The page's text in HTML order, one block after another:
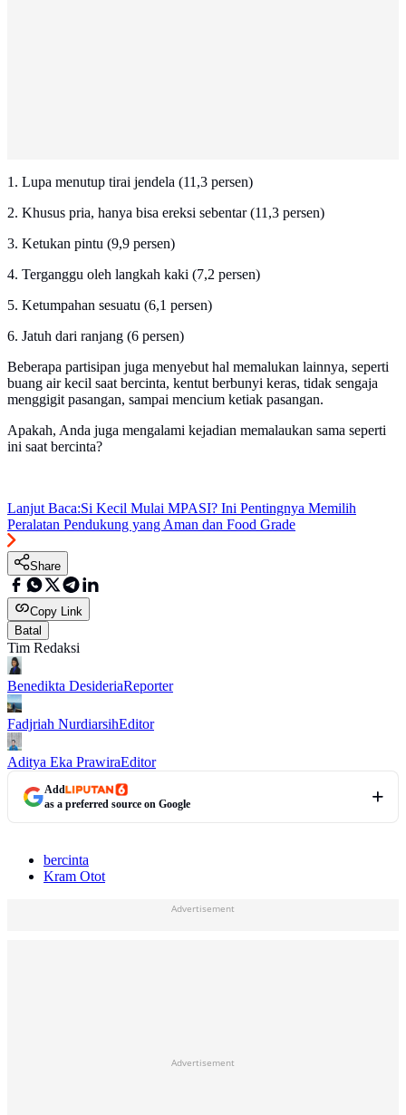
1. Lupa menutup tirai jendela (11,3 persen)
2. Khusus pria, hanya bisa ereksi sebentar (11,3 persen)
3. Ketukan pintu (9,9 persen)
4. Terganggu oleh langkah kaki (7,2 persen)
5. Ketumpahan sesuatu (6,1 persen)
6. Jatuh dari ranjang (6 persen)
Beberapa partisipan juga menyebut hal memalukan lainnya, seperti
buang air kecil saat bercinta, kentut berbunyi keras, tidak sengaja
menggigit pasangan, sampai mencium ketiak pasangan.
Apakah, Anda juga mengalami kejadian memalaukan sama seperti
ini saat bercinta?
Lanjut Baca:Si Kecil Mulai MPASI? Ini Pentingnya Memilih
Peralatan Pendukung yang Aman dan Food Grade
Share
Copy Link
Batal
Tim Redaksi
Benedikta DesideriaReporter
Fadjriah NurdiarsihEditor
Aditya Eka PrawiraEditor
Add
as a preferred source on Google
bercinta
Kram Otot
Advertisement
Advertisement